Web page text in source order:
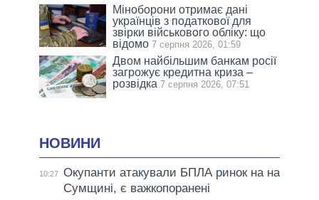
Міноборони отримає дані
українців з податкової для
звірки військового обліку: що
відомо 7 серпня 2026, 01:59
Двом найбільшим банкам росії
загрожує кредитна криза –
розвідка 7 серпня 2026, 07:51
НОВИНИ
10:27 Окупанти атакували БПЛА ринок на на
Сумщині, є важкопоранені